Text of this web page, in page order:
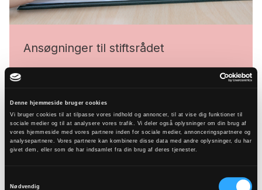
Denne hjemmeside bruger cookies
Vi bruger cookies til at tilpasse vores indhold og annoncer, til at vise dig funktioner til
sociale medier og til at analysere vores trafik. Vi deler også oplysninger om din brug af
vores hjemmeside med vores partnere inden for sociale medier, annonceringspartnere og
analysepartnere. Vores partnere kan kombinere disse data med andre oplysninger, du har
givet dem, eller som de har indsamlet fra din brug af deres tjenester.
Nødvendig
Ansøgninger til stiftsrådet